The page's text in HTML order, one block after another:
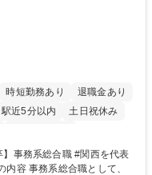
時短勤務あり
退職金あり
駅近5分以内
土日祝休み